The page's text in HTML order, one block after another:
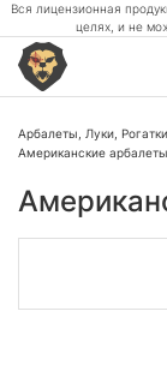
Вся лицензионная
целях, и не
Арбалеты, Луки,
Американские арбалеты